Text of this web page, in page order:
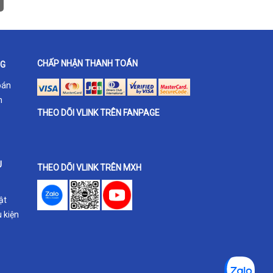
kiện
CHẤP NHẬN THANH TOÁN
THEO DÕI VLINK TRÊN FANPAGE
THEO DÕI VLINK TRÊN MXH